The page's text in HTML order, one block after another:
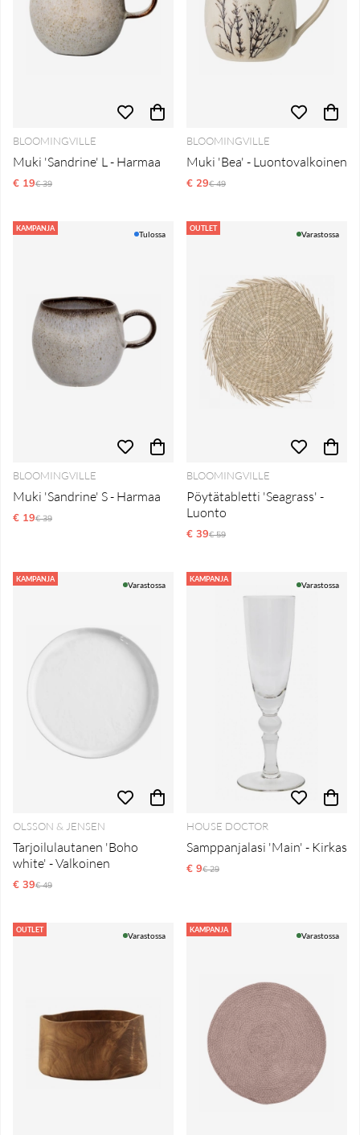
BLOOMINGVILLE
Muki 'Sandrine' L - Harmaa
€ 19Normaali hinta
€ 39
BLOOMINGVILLE
Muki 'Bea' - Luontovalkoinen
€ 29Normaali hinta
€ 49
KAMPANJA
Tulossa
BLOOMINGVILLE
Muki 'Sandrine' S - Harmaa
€ 19Normaali hinta
€ 39
OUTLET
Varastossa
BLOOMINGVILLE
Pöytätabletti 'Seagrass' -
Luonto
€ 39Normaali hinta
€ 59
KAMPANJA
Varastossa
OLSSON & JENSEN
Tarjoilulautanen 'Boho
white' - Valkoinen
€ 39Normaali hinta
€ 49
KAMPANJA
Varastossa
HOUSE DOCTOR
Samppanjalasi 'Main' - Kirkas
€ 9Normaali hinta
€ 29
OUTLET
Varastossa
KAMPANJA
Varastossa